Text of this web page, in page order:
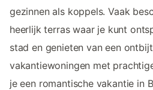
gezinnen als koppels. Vaak
heerlijk terras waar je kunt
stad en genieten van een
vakantiewoningen met
je een romantische vakantie in